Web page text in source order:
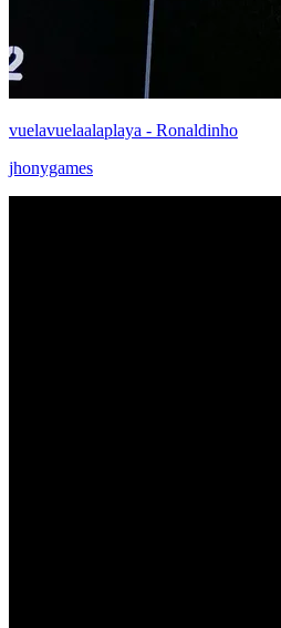
vuelavuelaalaplaya - Ronaldinho
jhonygames